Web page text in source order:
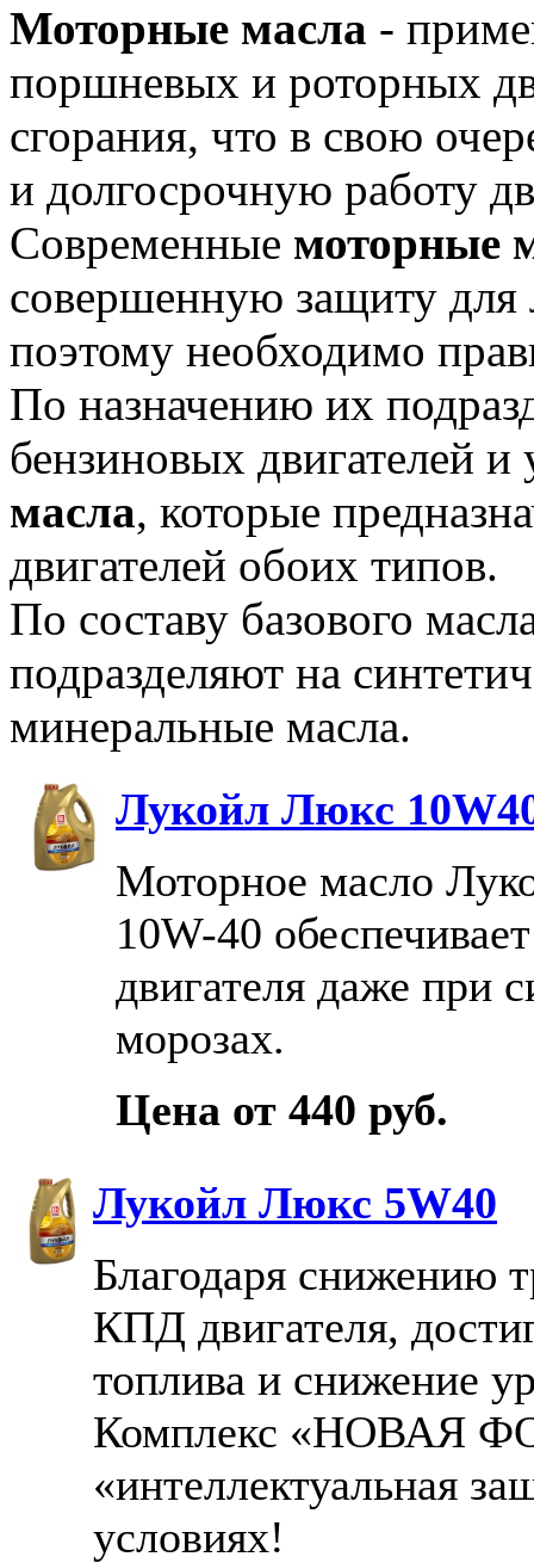
Моторные масла -
поршневых и роторных
сгорания, что в свою
и долгосрочную работу
Современные моторные
совершенную защиту для
поэтому необходимо
По назначению их
бензиновых двигателей
масла, которые
двигателей обоих типов.
По составу базового
подразделяют на
минеральные масла.
Лукойл Люкс
Моторное масло
10W-40
двигателя даже при
морозах.
Цена от 440 руб.
Лукойл Люкс 5W40
Благодаря снижению
КПД двигателя,
топлива и снижение
Комплекс «НОВАЯ
«интеллектуальная
условиях!